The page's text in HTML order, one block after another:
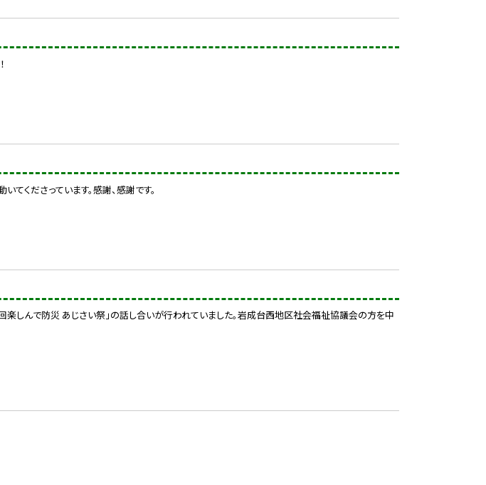
くださっています。感謝、感謝です。
回楽しんで防災 あじさい祭」の話し合いが行われていました。岩成台西地区社会福祉協議会の方を中